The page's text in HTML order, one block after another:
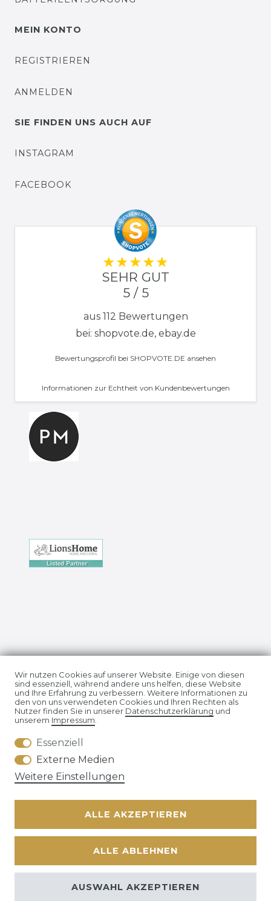
MEIN KONTO
REGISTRIEREN
ANMELDEN
SIE FINDEN UNS AUCH AUF
INSTAGRAM
FACEBOOK
SEHR GUT
5 / 5
aus 112 Bewertungen
bei: shopvote.de, ebay.de
Bewertungsprofil bei SHOPVOTE.DE ansehen
Informationen zur Echtheit von Kundenbewertungen
Impressum Daten­schutz­erklärung
AGB
© Copyright 2026 | Alle Rechte vorbehalten. | * Alle Preise
Wir nutzen Cookies auf unserer Website. Einige von diesen
sind essenziell, während andere uns helfen, diese Website
und Ihre Erfahrung zu verbessern. Weitere Informationen zu
den von uns verwendeten Cookies und Ihren Rechten als
Nutzer finden Sie in unserer Daten­schutz­erklärung und
unserem Impressum.
Essenziell
Externe Medien
Weitere Einstellungen
ALLE AKZEPTIEREN
ALLE ABLEHNEN
AUSWAHL AKZEPTIEREN